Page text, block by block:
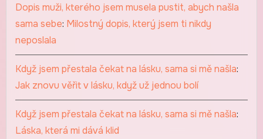
Dopis muži, kterého jsem musela pustit, abych našla
sama sebe: Milostný dopis, který jsem ti nikdy
neposlala
Když jsem přestala čekat na lásku, sama si mě našla:
Jak znovu věřit v lásku, když už jednou bolí
Když jsem přestala čekat na lásku, sama si mě našla:
Láska, která mi dává klid